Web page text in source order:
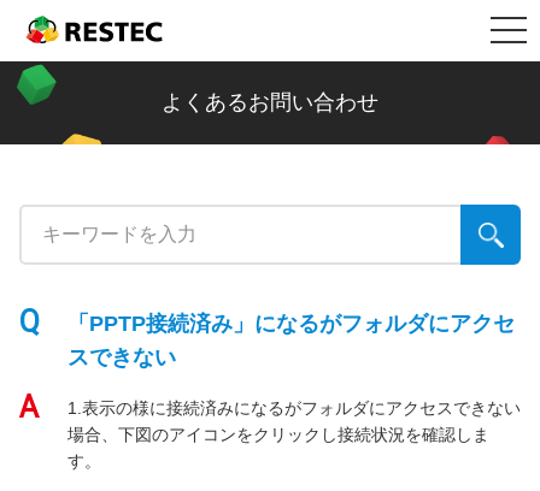
RESTEC
ュ
製品情報
リステック製品の特長
Restec Security System
Restec Storage RS520R
DOBERMAN SYSTEM
導入事例
建設業
バイク販売業
介護福祉
新着記事一覧
ビジネスメールの基礎知識
企業の情報漏えい対策
サポート
サーバー関連製品の保証内容
DOBERMAN SYSTEM保証内容
販売店募集
よくあるお問い合わせ
「PPTP接続済み」になるがフォルダにアクセ
スできない
1.表示の様に接続済みになるがフォルダにアクセスできない
場合、下図のアイコンをクリックし接続状況を確認しま
す。